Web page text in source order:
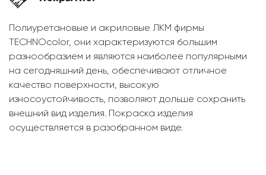
Полиуретановые и акриловые ЛКМ фирмы
TECHNOcolor, они характеризуются большим
разнообразием и являются наиболее популярными
на сегодняшний день, обеспечивают отличное
качество поверхности, высокую
износоустойчивость, позволяют дольше сохранить
внешний вид изделия. Покраска изделия
осуществляется в разобранном виде.